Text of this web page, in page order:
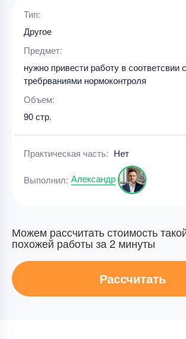
Тип:
Другое
Предмет:
нужно привести работу в соответсвии с
требрваниями нормоконтроля
Объем:
90 стр.
Практическая часть: Нет
Выполнил: Александр
Можем рассчитать стоимость
похожей работы за 2 минуты
Рассчитать